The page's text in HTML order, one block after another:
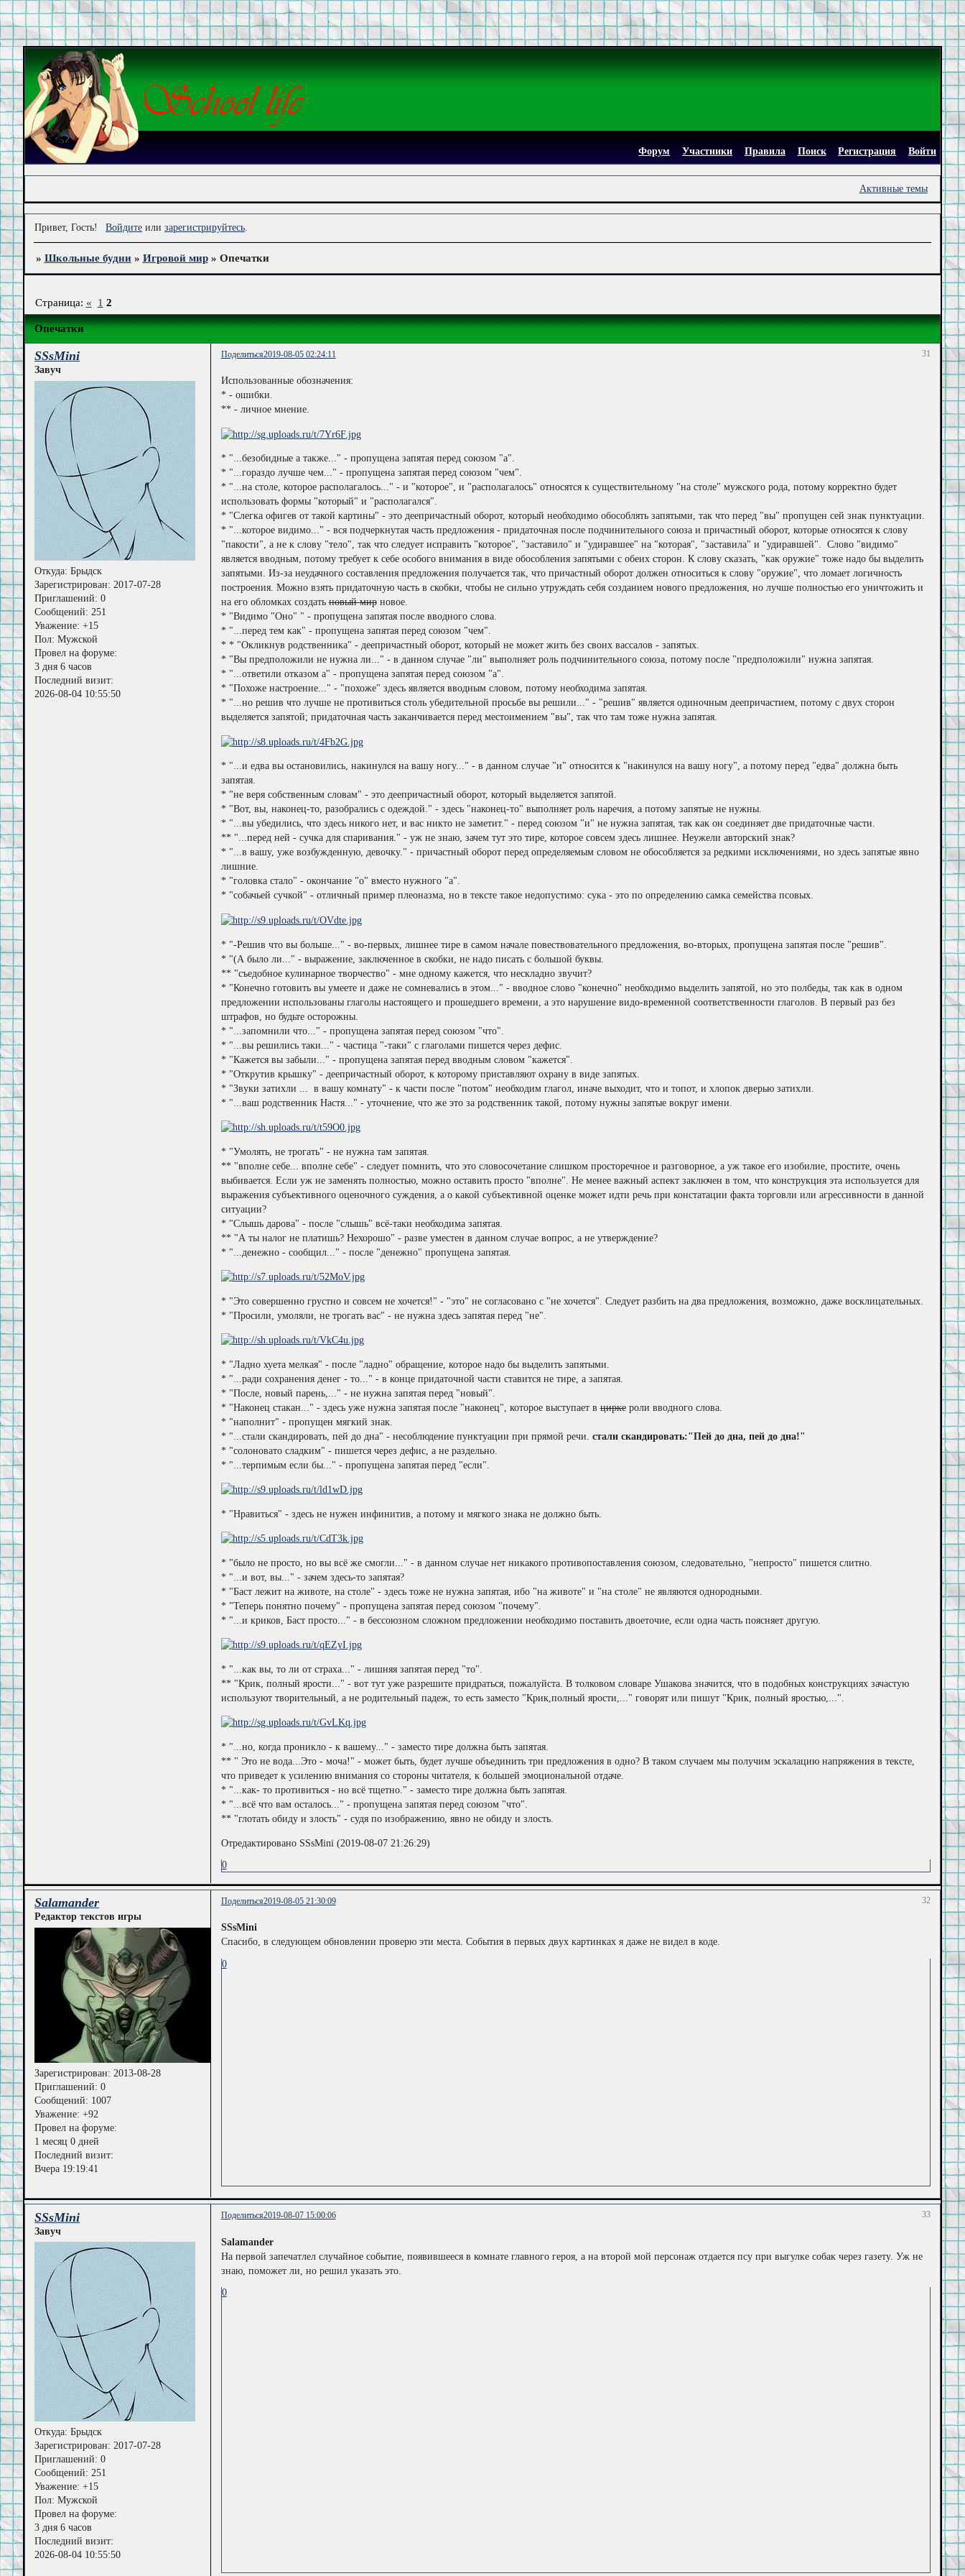
Форум Участники Правила Поиск Регистрация Войти
Активные темы
Привет, Гость! Войдитеили зарегистрируйтесь.
» Школьные будни » Игровой мир » Опечатки
Опечатки
Страница: « 1 2
Поделиться 31
2019-08-05 02:24:11
SSsMini
Завуч
Откуда: Брыдск
Зарегистрирован: 2017-07-28
Приглашений: 0
Сообщений: 251
Уважение: +15
Пол: Мужской
Провел на форуме:
3 дня 6 часов
Последний визит:
2026-08-04 10:55:50
Использованные обозначения:
* - ошибки.
** - личное мнение.
* "...безобидные а также..." - пропущена запятая перед союзом "а".
* "...гораздо лучше чем..." - пропущена запятая перед союзом "чем".
* "...на столе, которое располагалось..." - и "которое", и "располагалось" относятся к существительному "на столе" мужского рода, потому корректно будет
использовать формы "который" и "располагался".
* "Слегка офигев от такой картины" - это деепричастный оборот, который необходимо обособлять запятыми, так что перед "вы" пропущен сей знак пунктуации.
* "...которое видимо..." - вся подчеркнутая часть предложения - придаточная после подчинительного союза и причастный оборот, которые относятся к слову
"пакости", а не к слову "тело", так что следует исправить "которое", "заставило" и "удиравшее" на "которая", "заставила" и "удиравшей". Слово "видимо"
является вводным, потому требует к себе особого внимания в виде обособления запятыми с обеих сторон. К слову сказать, "как оружие" тоже надо бы выделить
запятыми. Из-за неудачного составления предложения получается так, что причастный оборот должен относиться к слову "оружие", что ломает логичность
построения. Можно взять придаточную часть в скобки, чтобы не сильно утруждать себя созданием нового предложения, но лучше полностью его уничтожить и
на его обломках создатьновый мирновое.
* "Видимо "Оно" " - пропущена запятая после вводного слова.
* "...перед тем как" - пропущена запятая перед союзом "чем".
* * "Окликнув родственника" - деепричастный оборот, который не может жить без своих вассалов - запятых.
* "Вы предположили не нужна ли..." - в данном случае "ли" выполняет роль подчинительного союза, потому после "предположили" нужна запятая.
* "...ответили отказом а" - пропущена запятая перед союзом "а".
* "Похоже настроение..." - "похоже" здесь является вводным словом, потому необходима запятая.
* "...но решив что лучше не противиться столь убедительной просьбе вы решили..." - "решив" является одиночным деепричастием, потому с двух сторон
выделяется запятой; придаточная часть заканчивается перед местоимением "вы", так что там тоже нужна запятая.
* "...и едва вы остановились, накинулся на вашу ногу..." - в данном случае "и" относится к "накинулся на вашу ногу", а потому перед "едва" должна быть
запятая.
* "не веря собственным словам" - это деепричастный оборот, который выделяется запятой.
* "Вот, вы, наконец-то, разобрались с одеждой." - здесь "наконец-то" выполняет роль наречия, а потому запятые не нужны.
* "...вы убедились, что здесь никого нет, и вас никто не заметит." - перед союзом "и" не нужна запятая, так как он соединяет две придаточные части.
** "...перед ней - сучка для спаривания." - уж не знаю, зачем тут это тире, которое совсем здесь лишнее. Неужели авторский знак?
* "...в вашу, уже возбужденную, девочку." - причастный оборот перед определяемым словом не обособляется за редкими исключениями, но здесь запятые явно
лишние.
* "головка стало" - окончание "о" вместо нужного "а".
* "собачьей сучкой" - отличный пример плеоназма, но в тексте такое недопустимо: сука - это по определению самка семейства псовых.
* "-Решив что вы больше..." - во-первых, лишнее тире в самом начале повествовательного предложения, во-вторых, пропущена запятая после "решив".
* "(А было ли..." - выражение, заключенное в скобки, не надо писать с большой буквы.
** "съедобное кулинарное творчество" - мне одному кажется, что нескладно звучит?
* "Конечно готовить вы умеете и даже не сомневались в этом..." - вводное слово "конечно" необходимо выделить запятой, но это полбеды, так как в одном
предложении использованы глаголы настоящего и прошедшего времени, а это нарушение видо-временной соответственности глаголов. В первый раз без
штрафов, но будьте осторожны.
* "...запомнили что..." - пропущена запятая перед союзом "что".
* "...вы решились таки..." - частица "-таки" с глаголами пишется через дефис.
* "Кажется вы забыли..." - пропущена запятая перед вводным словом "кажется".
* "Открутив крышку" - деепричастный оборот, к которому приставляют охрану в виде запятых.
* "Звуки затихли ... в вашу комнату" - к части после "потом" необходим глагол, иначе выходит, что и топот, и хлопок дверью затихли.
* "...ваш родственник Настя..." - уточнение, что же это за родственник такой, потому нужны запятые вокруг имени.
* "Умолять, не трогать" - не нужна там запятая.
** "вполне себе... вполне себе" - следует помнить, что это словосочетание слишком просторечное и разговорное, а уж такое его изобилие, простите, очень
выбивается. Если уж не заменять полностью, можно оставить просто "вполне". Не менее важный аспект заключен в том, что конструкция эта используется для
выражения субъективного оценочного суждения, а о какой субъективной оценке может идти речь при констатации факта торговли или агрессивности в данной
ситуации?
* "Слышь дарова" - после "слышь" всё-таки необходима запятая.
** "А ты налог не платишь? Нехорошо" - разве уместен в данном случае вопрос, а не утверждение?
* "...денежно - сообщил..." - после "денежно" пропущена запятая.
* "Это совершенно грустно и совсем не хочется!" - "это" не согласовано с "не хочется". Следует разбить на два предложения, возможно, даже восклицательных.
* "Просили, умоляли, не трогать вас" - не нужна здесь запятая перед "не".
* "Ладно хуета мелкая" - после "ладно" обращение, которое надо бы выделить запятыми.
* "...ради сохранения денег - то..." - в конце придаточной части ставится не тире, а запятая.
* "После, новый парень,..." - не нужна запятая перед "новый".
* "Наконец стакан..." - здесь уже нужна запятая после "наконец", которое выступает вциркероли вводного слова.
* "наполнит" - пропущен мягкий знак.
* "...стали скандировать, пей до дна" - несоблюдение пунктуации при прямой речи. стали скандировать:"Пей до дна, пей до дна!"
* "солоновато сладким" - пишется через дефис, а не раздельно.
* "...терпимым если бы..." - пропущена запятая перед "если".
* "Нравиться" - здесь не нужен инфинитив, а потому и мягкого знака не должно быть.
* "было не просто, но вы всё же смогли..." - в данном случае нет никакого противопоставления союзом, следовательно, "непросто" пишется слитно.
* "...и вот, вы..." - зачем здесь-то запятая?
* "Баст лежит на животе, на столе" - здесь тоже не нужна запятая, ибо "на животе" и "на столе" не являются однородными.
* "Теперь понятно почему" - пропущена запятая перед союзом "почему".
* "...и криков, Баст просто..." - в бессоюзном сложном предложении необходимо поставить двоеточие, если одна часть поясняет другую.
* "...как вы, то ли от страха..." - лишняя запятая перед "то".
** "Крик, полный ярости..." - вот тут уже разрешите придраться, пожалуйста. В толковом словаре Ушакова значится, что в подобных конструкциях зачастую
используют творительный, а не родительный падеж, то есть заместо "Крик,полный ярости,..." говорят или пишут "Крик, полный яростью,...".
* "...но, когда проникло - к вашему..." - заместо тире должна быть запятая.
** " Это не вода...Это - моча!" - может быть, будет лучше объединить три предложения в одно? В таком случаем мы получим эскалацию напряжения в тексте,
что приведет к усилению внимания со стороны читателя, к большей эмоциональной отдаче.
* "...как- то противиться - но всё тщетно." - заместо тире должна быть запятая.
* "...всё что вам осталось..." - пропущена запятая перед союзом "что".
** "глотать обиду и злость" - судя по изображению, явно не обиду и злость.
Отредактировано SSsMini (2019-08-07 21:26:29)
0
Поделиться 32
2019-08-05 21:30:09
Salamander
Редактор текстов игры
Зарегистрирован: 2013-08-28
Приглашений: 0
Сообщений: 1007
Уважение: +92
Провел на форуме:
1 месяц 0 дней
Последний визит:
Вчера 19:19:41
SSsMini
Спасибо, в следующем обновлении проверю эти места. События в первых двух картинках я даже не видел в коде.
0
Поделиться 33
2019-08-07 15:00:06
SSsMini
Завуч
Откуда: Брыдск
Зарегистрирован: 2017-07-28
Приглашений: 0
Сообщений: 251
Уважение: +15
Пол: Мужской
Провел на форуме:
3 дня 6 часов
Последний визит:
2026-08-04 10:55:50
Salamander
На первой запечатлел случайное событие, появившееся в комнате главного героя, а на второй мой персонаж отдается псу при выгулке собак через газету. Уж не
знаю, поможет ли, но решил указать это.
0